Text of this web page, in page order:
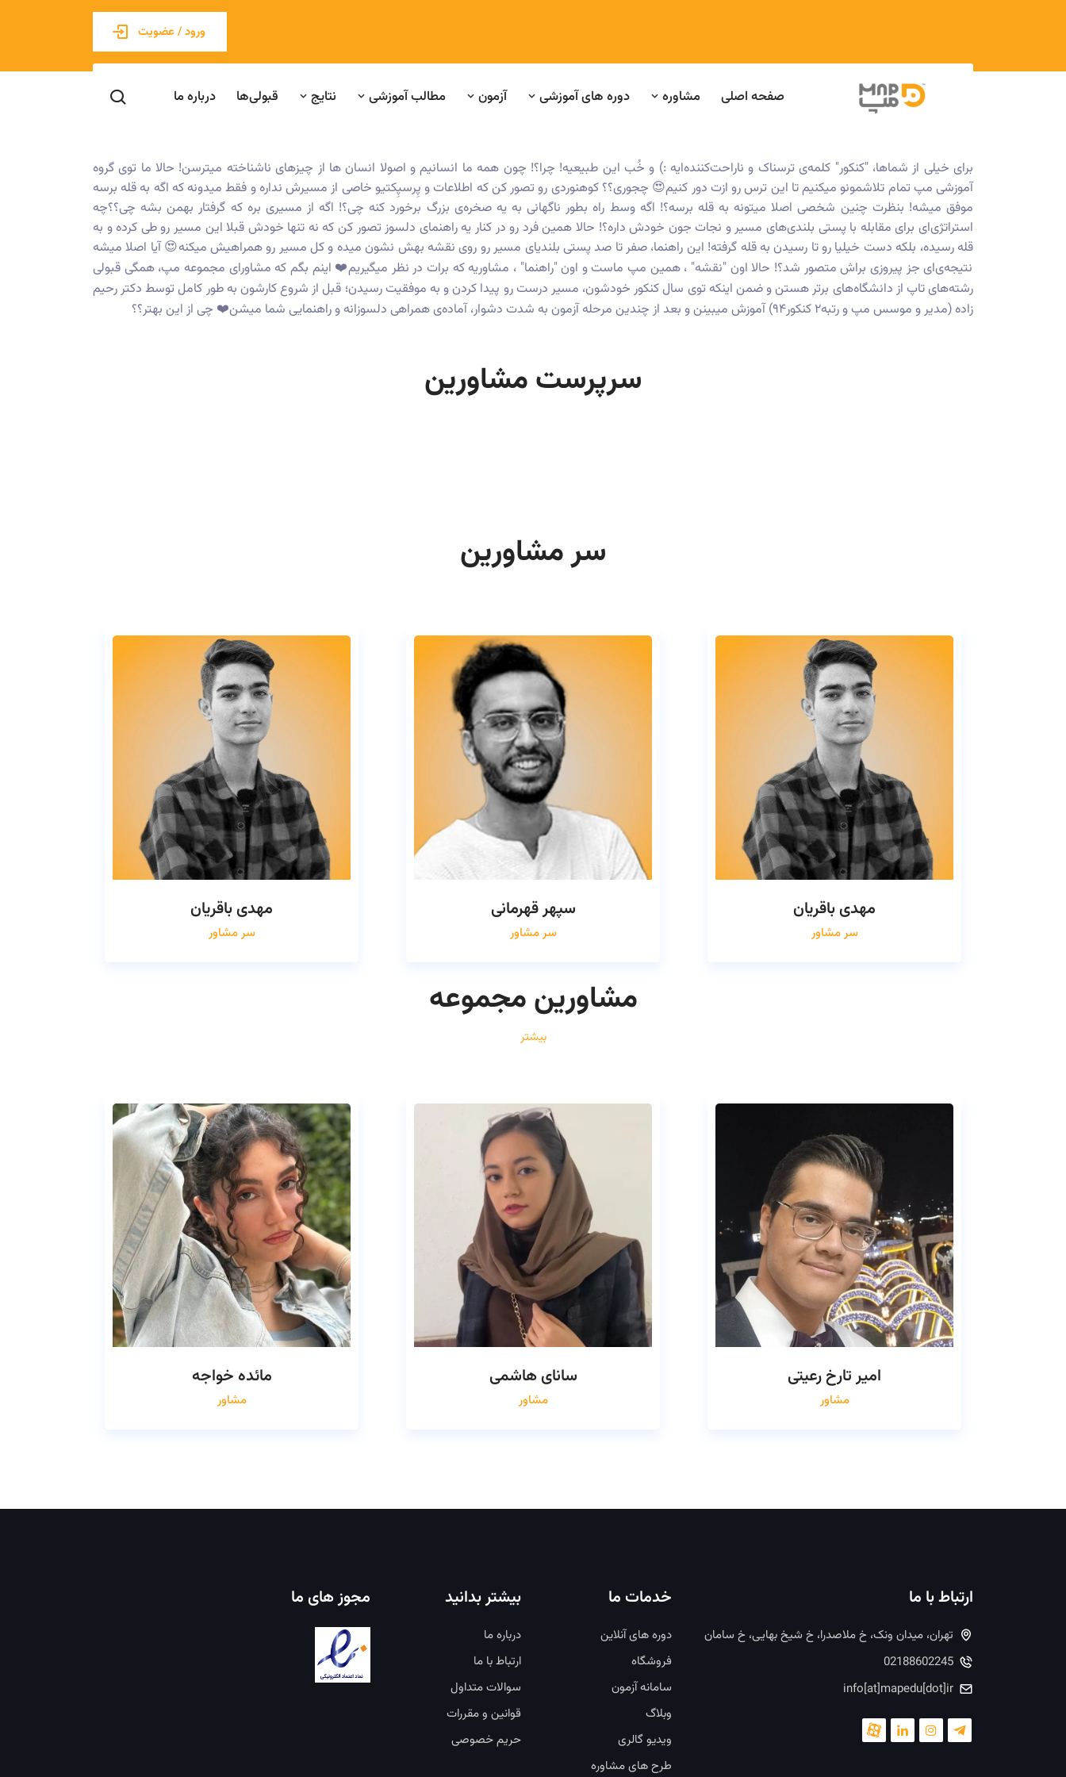
ورود / عضویت
صفحه اصلی مشاوره دوره های آموزشی آزمون مطالب آموزشی نتایج قبولی‌ها درباره ما
برای خیلی از شماها، "کنکور" کلمه‌ی ترسناک و ناراحت‌کننده‌ایه :) و خُب این طبیعیه! چرا؟! چون همه ما انسانیم و اصولا انسان ها از چیزهای ناشناخته میترسن! حالا ما توی گروه
آموزشی مپ تمام تلاشمونو میکنیم تا این ترس رو ازت دور کنیم😍 چجوری؟؟ کوهنوردی رو تصور کن که اطلاعات و پِرسپِکتیو خاصی از مسیرش نداره و فقط میدونه که اگه به قله برسه
موفق میشه! بنظرت چنین شخصی اصلا میتونه به قله برسه؟! اگه وسط راه بطور ناگهانی به یه صخره‌ی بزرگ برخورد کنه چی؟! اگه از مسیری بره که گرفتار بهمن بشه چی؟؟چه
استراتژی‌ای برای مقابله با پستی بلندی‌های مسیر و نجات جون خودش داره؟! حالا همین فرد رو در کنار یه راهنمای دلسوز تصور کن که نه تنها خودش قبلا این مسیر رو طی کرده و به
قله رسیده، بلکه دست خیلیا رو تا رسیدن به قله گرفته! این راهنما، صفر تا صد پستی بلندیای مسیر رو روی نقشه بهش نشون میده و کل مسیر رو همراهیش میکنه😍 آیا اصلا میشه
نتیجه‌ی‌ای جز پیروزی براش متصور شد؟! حالا اون "نقشه" ، همین مپ ماست و اون "راهنما" ، مشاوریه که برات در نظر میگیریم❤️ اینم بگم که مشاورای مجموعه مپ، همگی قبولی
رشته‌های تاپ از دانشگاه‌های برتر هستن و ضمن اینکه توی سال کنکور خودشون، مسیر درست رو پیدا کردن و به موفقیت رسیدن؛ قبل از شروع کارشون به طور کامل توسط دکتر رحیم
زاده (مدیر و موسس مپ و رتبه۲ کنکور۹۴) آموزش میبینن و بعد از چندین مرحله آزمون به شدت دشوار، آماده‌ی همراهی دلسوزانه و راهنمایی شما میشن❤️ چی از این بهتر؟؟
سرپرست مشاورین
سر مشاورین
مهدی باقریان
سر مشاور
سپهر قهرمانی
سر مشاور
مهدی باقریان
سر مشاور
مشاورین مجموعه
بیشتر
امیر تارخ رعیتی
مشاور
سانای هاشمی
مشاور
مائده خواجه
مشاور
ارتباط با ما
تهران، میدان ونک، خ ملاصدرا، خ شیخ بهایی، خ سامان
02188602245
info[at]mapedu[dot]ir
خدمات ما
دوره های آنلاین
فروشگاه
سامانه آزمون
وبلاگ
ویدیو گالری
طرح های مشاوره
بیشتر بدانید
درباره ما
ارتباط با ما
سوالات متداول
قوانین و مقررات
حریم خصوصی
مجوز های ما